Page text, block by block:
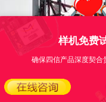
样机免费
确保四信产品深度契合